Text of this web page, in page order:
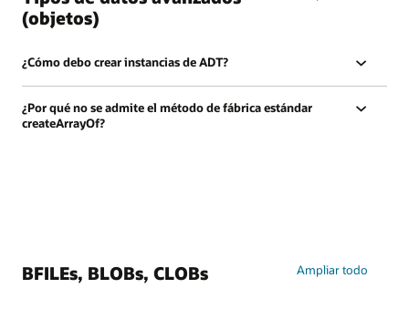
(objetos)
¿Cómo debo crear instancias de ADT?
¿Por qué no se admite el método de fábrica estándar
createArrayOf?
BFILEs, BLOBs, CLOBs Ampliar todo